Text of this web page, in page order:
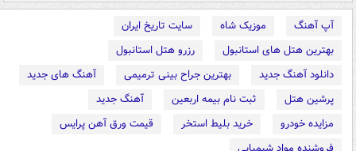
آپ آهنگ موزیک شاه
سایت تاریخ ایران
بهترین هتل های استانبول
رزرو هتل استانبول
دانلود آهنگ جدید
بهترین جراح بینی ترمیمی
آهنگ های جدید
پرشین هتل
ثبت نام بیمه اربعین
آهنگ جدید
مزایده خودرو
خرید بلیط استخر
قیمت ورق آهن پرایس